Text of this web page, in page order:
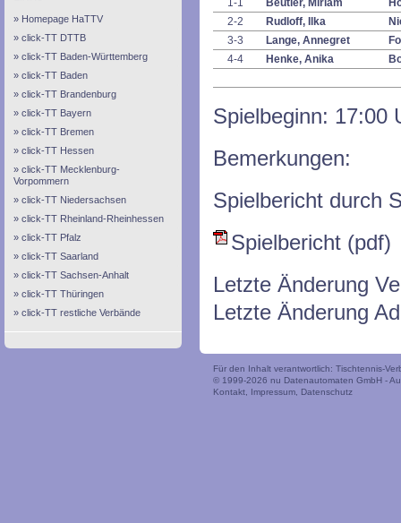
Homepage HaTTV
click-TT DTTB
click-TT Baden-Württemberg
click-TT Baden
click-TT Brandenburg
click-TT Bayern
click-TT Bremen
click-TT Hessen
click-TT Mecklenburg-
Vorpommern
click-TT Niedersachsen
click-TT Rheinland-Rheinhessen
click-TT Pfalz
click-TT Saarland
click-TT Sachsen-Anhalt
click-TT Thüringen
click-TT restliche Verbände
1-1
Beutler, Miriam
2-2
Rudloff, Ilka
3-3
Lange, Annegret
4-4
Henke, Anika
Spielbeginn: 17:00
Bemerkungen:
Spielbericht durch
Spielbericht (pdf)
Letzte Änderung
Letzte Änderung
Für den Inhalt verantwortlich: Tischtennis-
© 1999-2026 nu Datenautomaten GmbH -
Kontakt
Impressum Datenschutz